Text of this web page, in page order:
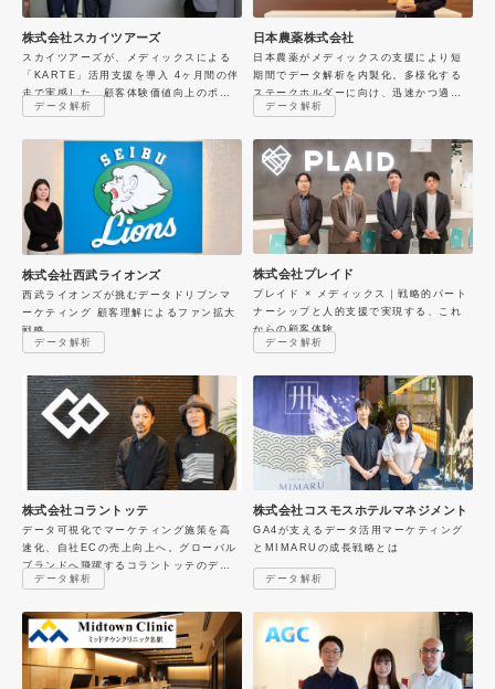
株式会社スカイツアーズ
スカイツアーズが、メディックスによる
「KARTE」活用支援を導入 4ヶ月間の伴
走で実感した、顧客体験価値向上のポテ
ンシャル
データ解析
日本農薬株式会社
日本農薬がメディックスの支援により短
期間でデータ解析を内製化。多様化する
ステークホルダーに向け、迅速かつ適切
な情報提供を目指す
データ解析
株式会社西武ライオンズ
西武ライオンズが挑むデータドリブンマ
ーケティング 顧客理解によるファン拡大
戦略
データ解析
株式会社プレイド
プレイド × メディックス｜戦略的パート
ナーシップと人的支援で実現する、これ
からの顧客体験
データ解析
株式会社コラントッテ
データ可視化でマーケティング施策を高
速化、自社ECの売上向上へ。グローバル
ブランドへ飛躍するコラントッテのデー
タ戦略
データ解析
株式会社コスモスホテルマネジメント
GA4が支えるデータ活用マーケティング
とMIMARUの成長戦略とは
データ解析